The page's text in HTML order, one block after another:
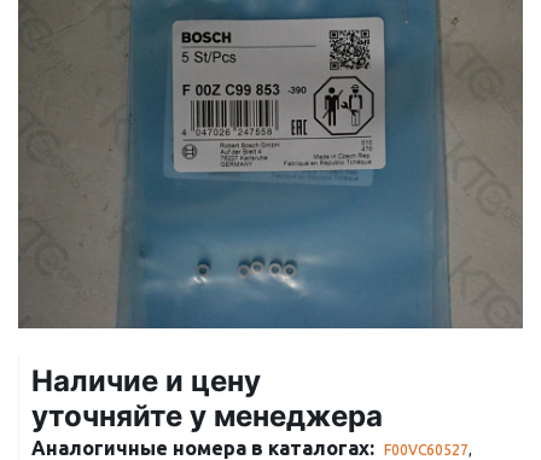
Наличие и цену
уточняйте у менеджера
Аналогичные номера в каталогах: F00VC60527,